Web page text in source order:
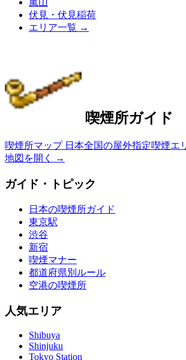
伏見・伏見稲荷
エリア一覧 →
喫煙所ガイド
喫煙所マップ 日本全国の屋外指定喫煙エ
地図を開く
→
ガイド・トピック
日本の喫煙所ガイド
東京駅
渋谷
新宿
喫煙マナー
都道府県別ルール
空港の喫煙所
人気エリア
Shibuya
Shinjuku
Tokyo Station